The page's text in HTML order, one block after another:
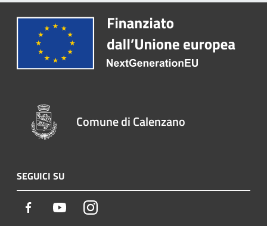
Comune di Calenzano
SEGUICI SU
Facebook YoutubeInstagram